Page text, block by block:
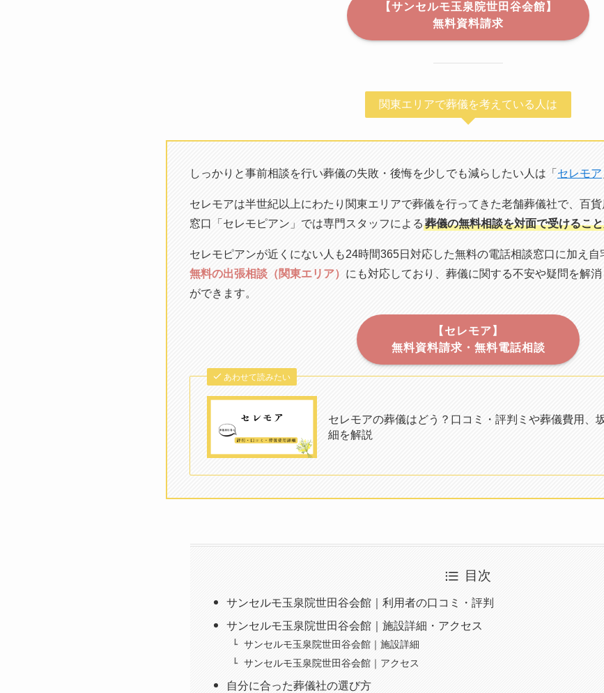
【サンセルモ玉泉院世田谷会館】
無料資料請求
関東エリアで葬儀を考えている人は
しっかりと事前相談を行い葬儀の失敗・後悔を少しでも減らしたい人は「 セレモア
セレモアは半世紀以上にわたり関東エリアで葬儀を行ってきた老舗葬儀社で、百
窓口「セレモピアン」では専門スタッフによる 葬儀の無料相談を対面で受けるこ
セレモピアンが近くにない人も24時間365日対応した無料の電話相談窓口に加え
無料の出張相談（関東エリア） にも対応しており、葬儀に関する不安や疑問を解
ができます。
【セレモア】
無料資料請求・無料電話相談
あわせて読みたい
セレモアの葬儀はどう？口コミ・評判ミや葬儀費用、
細を解説
目次
サンセルモ玉泉院世田谷会館｜利用者の口コミ・評判
サンセルモ玉泉院世田谷会館｜施設詳細・アクセス
サンセルモ玉泉院世田谷会館｜施設詳細
サンセルモ玉泉院世田谷会館｜アクセス
自分に合った葬儀社の選び方